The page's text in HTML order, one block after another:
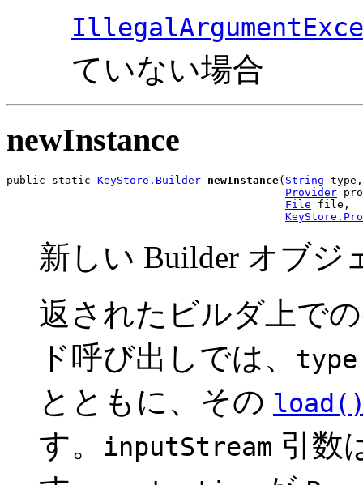
ていない場合
newInstance
public static KeyStore.Builder newInstance( String type,
Provider
File file,
新しい Builder オブジ
返されたビルダ上で
ド呼び出しでは、
type
とともに、その
す。 inputStream 引数